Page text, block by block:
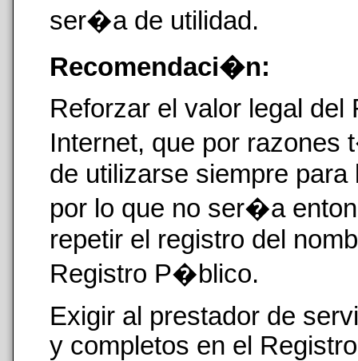
ser�a de utilidad.
Recomendaci�n:
Reforzar el valor legal del
Internet, que por
de utilizarse siempre
por lo que no ser�a
repetir el registro del
Registro P�blico.
Exigir al prestador de
y completos en el